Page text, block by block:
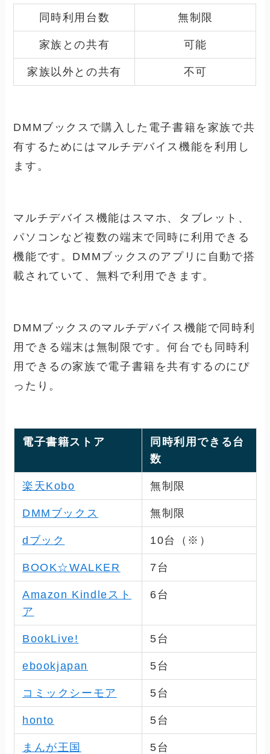
同時利用台数 無制限
家族との共有 可能
家族以外との共有 不可
DMMブックスで購入した電子書籍を家族で共
有するためにはマルチデバイス機能を利用し
ます。
マルチデバイス機能はスマホ、タブレット、
パソコンなど複数の端末で同時に利用できる
機能です。DMMブックスのアプリに自動で搭
載されていて、無料で利用できます。
DMMブックスのマルチデバイス機能で同時利
用できる端末は無制限です。何台でも同時利
用できるの家族で電子書籍を共有するのにぴ
ったり。
電子書籍ストア
同時利用できる台
数
楽天Kobo 無制限
DMMブックス 無制限
dブック 10台（※）
BOOK☆WALKER 7 台
Amazon Kindleスト
ア
6台
BookLive! 5台
ebookjapan 5台
コミックシーモア 5台
honto 5台
まんが王国 5台